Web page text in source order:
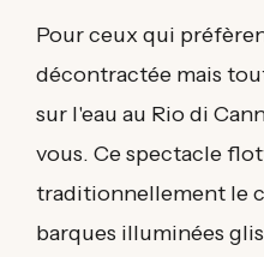
Pour ceux qui
décontractée mais
sur l'eau au Rio di
vous. Ce spectacle
traditionnellement le
barques illuminées